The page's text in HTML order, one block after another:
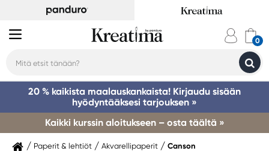
20 % kaikista maalauskankaista! Kirjaudu sisään
hyödyntääksesi tarjouksen »
Kaikki kurssin aloitukseen – osta täältä »
Paperit & lehtiöt Akvarellipaperit Canson